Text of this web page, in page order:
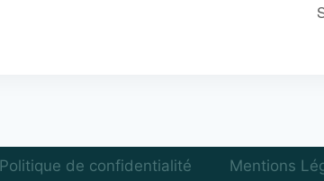
Politique de confidentialité Mentions